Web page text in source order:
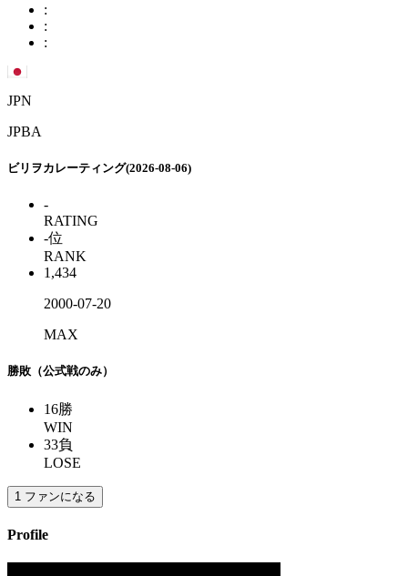
:
:
:
JPN
JPBA
ビリヲカレーティング(2026-08-06)
-
RATING
-位
RANK
1,434
2000-07-20
MAX
勝敗（公式戦のみ）
16勝
WIN
33負
LOSE
1 ファンになる
Profile